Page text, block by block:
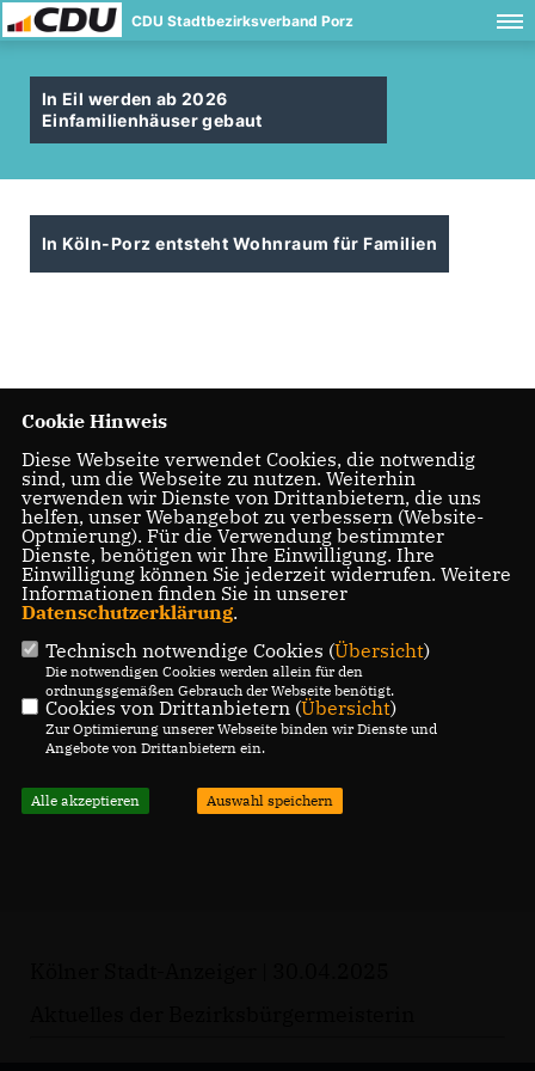
CDU Stadtbezirksverband Porz
In Eil werden ab 2026
Einfamilienhäuser gebaut
In Köln-Porz entsteht Wohnraum für Familien
Cookie Hinweis
Diese Webseite verwendet Cookies, die notwendig
sind, um die Webseite zu nutzen. Weiterhin
verwenden wir Dienste von Drittanbietern, die uns
helfen, unser Webangebot zu verbessern (Website-
Optmierung). Für die Verwendung bestimmter
Dienste, benötigen wir Ihre Einwilligung. Ihre
Einwilligung können Sie jederzeit widerrufen. Weitere
Informationen finden Sie in unserer
Datenschutzerklärung.
Technisch notwendige Cookies (Übersicht)
Die notwendigen Cookies werden allein für den
ordnungsgemäßen Gebrauch der Webseite benötigt.
Cookies von Drittanbietern (Übersicht)
Zur Optimierung unserer Webseite binden wir Dienste und
Angebote von Drittanbietern ein.
Alle akzeptieren Auswahl speichern